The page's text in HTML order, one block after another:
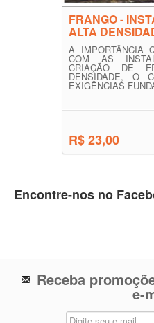
FRANGO -
ALTA
A IMPORTÂNCIA
COM AS
CRIAÇÃO DE
DENSIDADE, O
EXIGÊNCIAS
R$ 23,00
Encontre-nos no
Receba
e-